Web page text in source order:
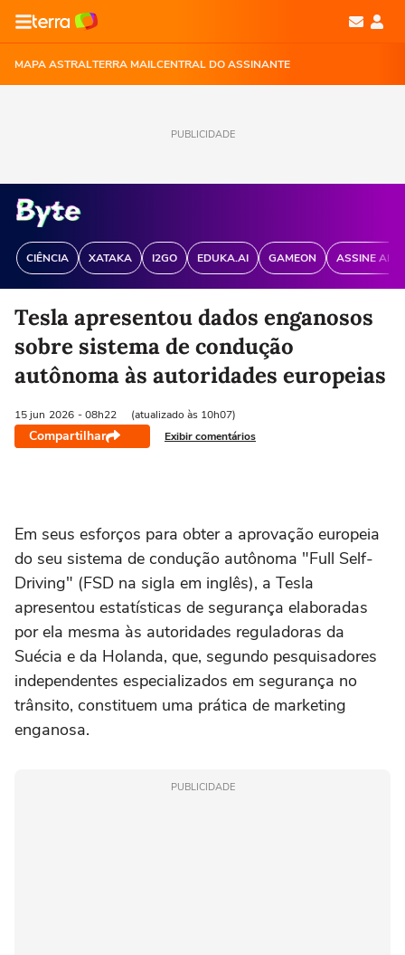
MAPA ASTRALTERRA MAILCENTRAL DO ASSINANTE
PUBLICIDADE
CIÊNCIA XATAKA I2GO EDUKA.AI GAMEON ASSINE
Tesla apresentou dados enganosos
sobre sistema de condução
autônoma às autoridades europeias
15 jun 2026 - 08h22 (atualizado às 10h07)
Compartilhar Exibir comentários
Em seus esforços para obter a aprovação europeia
do seu sistema de condução autônoma "Full Self-
Driving" (FSD na sigla em inglês), a Tesla
apresentou estatísticas de ‌segurança elaboradas
por ela mesma às autoridades reguladoras da
Suécia e da Holanda, que, segundo pesquisadores
independentes especializados em segurança no
trânsito, constituem uma prática de marketing
enganosa.
PUBLICIDADE